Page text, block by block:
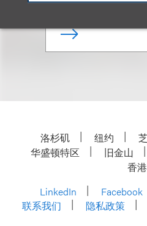
洛杉矶 纽约
华盛顿特区
旧金山
香港
LinkedIn
Facebook
联系我们
隐私政策